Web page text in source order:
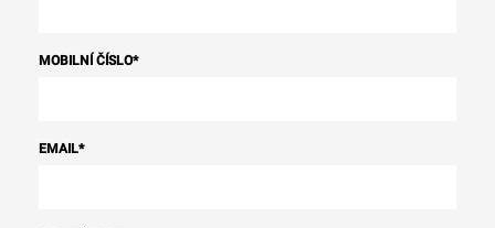
MOBILNÍ ČÍSLO*
EMAIL*